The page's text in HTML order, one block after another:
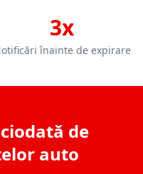
3x
înainte de expirare
de
auto